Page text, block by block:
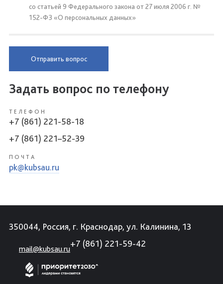
со статьей 9 Федерального закона от 27 июля 2006 г. №
152-ФЗ «О персональных данных»
Отправить вопрос
Задать вопрос по телефону
ТЕЛЕФОН
+7 (861) 221-58-18
+7 (861) 221–52-39
ПОЧТА
pk@kubsau.ru
350044, Россия, г. Краснодар, ул. Калинина, 13
mail@kubsau.ru
+7 (861) 221-59-42